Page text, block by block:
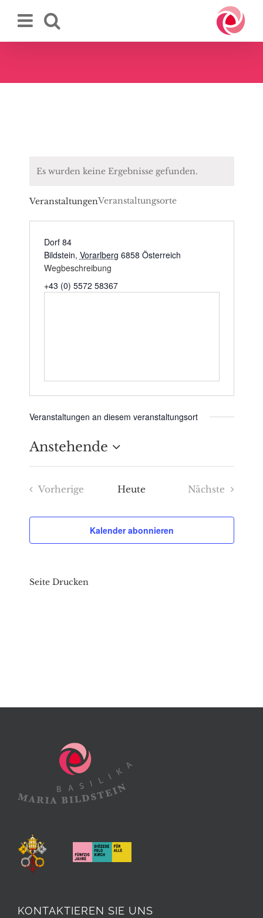
Inhalt
Es wurden keine Ergebnisse gefunden.
VeranstaltungenVeranstaltungsorte
Dorf 84
Bildstein, Vorarlberg 6858 Österreich
Wegbeschreibung
+43 (0) 5572 58367
Veranstaltungen an diesem veranstaltungsort
Anstehende
Datum
wählen.
Vorherige
Heute
Nächste
Kalender abonnieren
Seite Drucken
KONTAKTIEREN SIE UNS